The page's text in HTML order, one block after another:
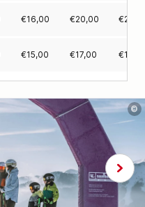
€16,00 €20,00 €
€15,00 €17,00 €
©